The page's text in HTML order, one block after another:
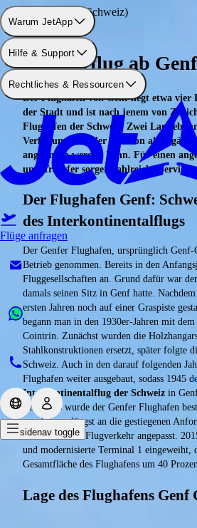
Warum JetApp
Hilfe & Support
Rechtliches & Ressourcen
Flüge anfragen
sidenav toggle
Flughafen: Genf (Schweiz)
Charterflug ab
Der Flughafen von Genf liegt etwa vier
der Stadt und ist nach jenem von
Flughafen der Schweiz. Zwei
Verfügung, von der eine von allen
angeflogen werden kann. Für einen
und Transfer sorgen zahlreiche
Der Flughafen Genf:
des Interkontinentalflugs
Der Genfer Flughafen, ursprünglich
Betrieb genommen. Bereits in den
Fluggesellschaften an. Grund dafür war
damals seinen Sitz in Genf hatte.
ersten Jahren noch auf einer Graspiste
begann man in den 1930er-Jahren mit
Cointrin. Zunächst wurden die
Stahlkonstruktionen ersetzt, später folgte
Schweiz. Auch in den darauf folgenden
Flughafen weiter ausgebaut, sodass 1945
Interkontinentalflug der Schweiz in
Bestehens wurde der Genfer Flughafen
wurde er unlängst an die gestiegenen
internationalen Flugverkehr angepasst.
und modernisierte Terminal 1 eingeweiht,
Gesamtfläche des Flughafens um 40
Lage des Flughafens Genf